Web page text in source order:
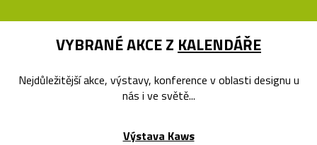
VYBRANÉ AKCE Z KALENDÁŘE
Nejdůležitější akce, výstavy, konference v oblasti designu u
nás i ve světě...
Výstava Kaws